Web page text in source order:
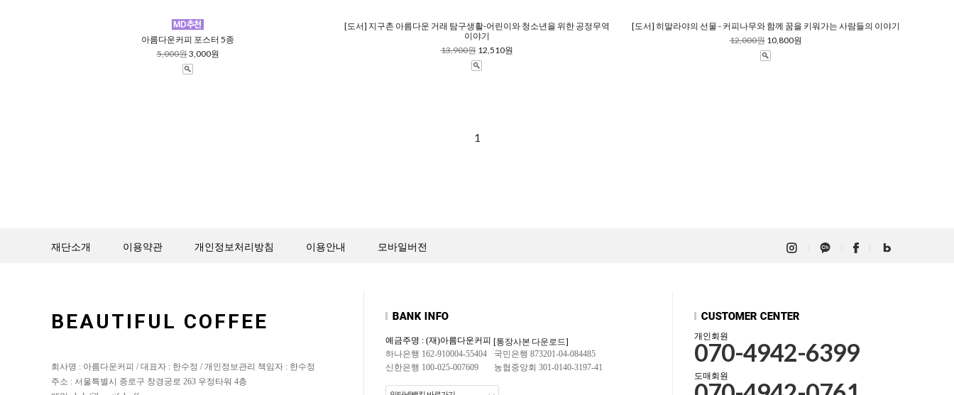
아름다운커피 포스터 5종
5,000원3,000원
[도서] 지구촌 아름다운 거래 탐구생활-어린이와 청소년을 위한 공정무역
이야기
13,900원 12,510원
[도서] 히말라야의 선물 - 커피나무와 함께 꿈을 키워가는 사람들의 이야기
12,000원 10,800원
1
재단소개 이용약관 개인정보처리방침 이용안내 모바일버전
BEAUTIFUL COFFEE
회사명 : 아름다운커피 / 대표자 : 한수정 / 개인정보관리 책임자 : 한수정
주소 : 서울특별시 종로구 창경궁로 263 우정타워 4층
예금주명 : (재)아름다운커피 [통장사본 다운로드]
하나은행 162-910004-55404
국민은행 873201-04-084485
신한은행 100-025-007609
농협중앙회 301-0140-3197-41
개인회원
070-4942-6399
도매회원